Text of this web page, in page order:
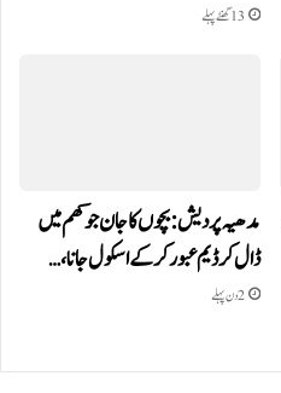
13 گھنٹے پہلے
مدھیہ پردیش: بچوں کا جان جوکھم میں
ڈال کر ڈیم عبور کر کے اسکول جانا،…
2 دن پہلے